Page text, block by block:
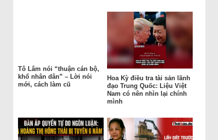
Tô Lâm nói “thuận cán bộ,
khổ nhân dân” – Lời nói
mới, cách làm cũ
Hoa Kỳ điều tra tài sản lãnh
đạo Trung Quốc: Liệu Việt
Nam có nên nhìn lại chính
mình